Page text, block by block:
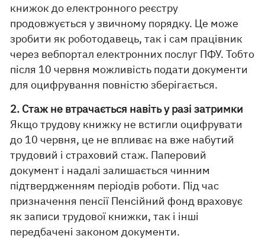
книжок до електронного реєстру
продовжується у звичному порядку. Це може
зробити як роботодавець, так і сам працівник
через вебпортал електронних послуг ПФУ. Тобто
після 10 червня можливість подати документи
для оцифрування повністю зберігається.
2. Стаж не втрачається навіть у разі затримки
Якщо трудову книжку не встигли оцифрувати
до 10 червня, це не впливає на вже набутий
трудовий і страховий стаж. Паперовий
документ і надалі залишається чинним
підтвердженням періодів роботи. Під час
призначення пенсії Пенсійний фонд враховує
як записи трудової книжки, так і інші
передбачені законом документи.